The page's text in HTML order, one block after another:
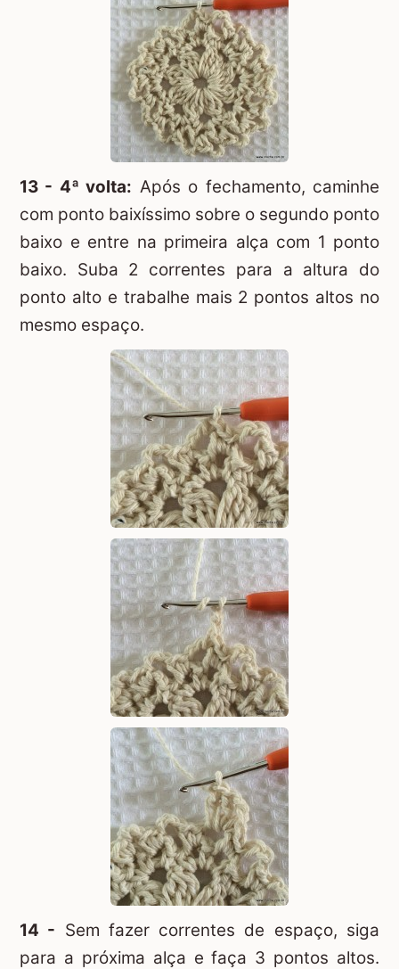
13 - 4ª volta: Após o fechamento, caminhe
com ponto baixíssimo sobre o segundo ponto
baixo e entre na primeira alça com 1 ponto
baixo. Suba 2 correntes para a altura do
ponto alto e trabalhe mais 2 pontos altos no
mesmo espaço.
14 - Sem fazer correntes de espaço, siga
para a próxima alça e faça 3 pontos altos.